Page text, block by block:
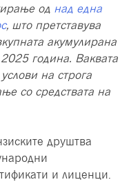
од над една
, што претставува
акумулирана
година. Ваквата
на строга
со средствата на
друштва
и лиценци.